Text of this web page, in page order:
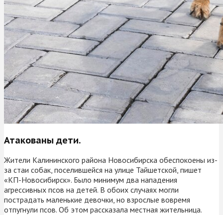
Атакованы дети.
Жители Калининского района Новосибирска обеспокоены из-
за стаи собак, поселившейся на улице Тайшетской, пишет
«КП-Новосибирск». Было минимум два нападения
агрессивных псов на детей. В обоих случаях могли
пострадать маленькие девочки, но взрослые вовремя
отпугнули псов. Об этом рассказала местная жительница.